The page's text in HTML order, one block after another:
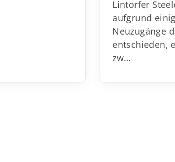
Lintorfer
aufgrund
Neuzugänge
entschieden,
zw…